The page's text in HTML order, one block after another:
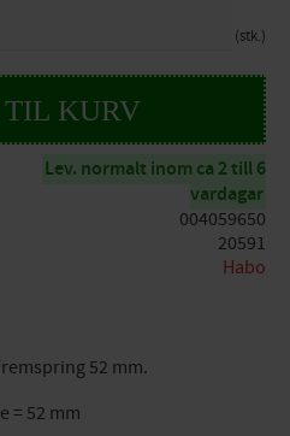
stk.
Lev. normalt inom ca 2 till 6
vardagar
004059650
20591
Habo
52 mm.
= 52 mm